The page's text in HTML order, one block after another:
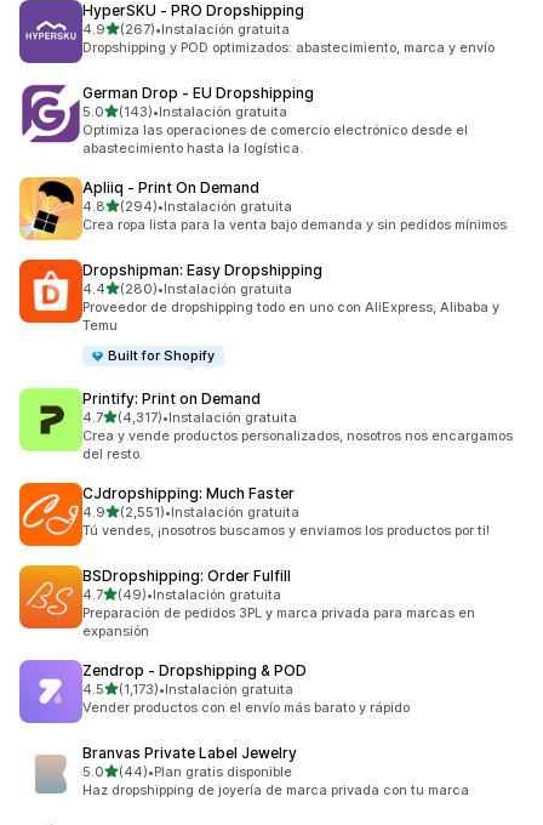
HyperSKU ‑ PRO Dropshipping
4.9de 5 estrellas
(267)
267 reseñas en total
•Instalación gratuita
Dropshipping y POD optimizados: abastecimiento, marca y envío
German Drop ‑ EU Dropshipping
5.0de 5 estrellas
(143)
143 reseñas en total
•Instalación gratuita
Optimiza las operaciones de comercio electrónico desde el
abastecimiento hasta la logística.
Apliiq ‑ Print On Demand
4.8de 5 estrellas
(294)
294 reseñas en total
•Instalación gratuita
Crea ropa lista para la venta bajo demanda y sin pedidos mínimos
Dropshipman: Easy Dropshipping
4.4de 5 estrellas
(280)
280 reseñas en total
•Instalación gratuita
Proveedor de dropshipping todo en uno con AliExpress, Alibaba y
Temu
Built for Shopify
Printify: Print on Demand
4.7de 5 estrellas
(4,317)
4317 reseñas en total
•Instalación gratuita
Crea y vende productos personalizados, nosotros nos encargamos
del resto.
CJdropshipping: Much Faster
4.9de 5 estrellas
(2,551)
2551 reseñas en total
•Instalación gratuita
Tú vendes, ¡nosotros buscamos y enviamos los productos por ti!
BSDropshipping: Order Fulfill
4.7de 5 estrellas
(49)
49 reseñas en total
•Instalación gratuita
Preparación de pedidos 3PL y marca privada para marcas en
expansión
Zendrop ‑ Dropshipping & POD
4.5de 5 estrellas
(1,173)
1173 reseñas en total
•Instalación gratuita
Vender productos con el envío más barato y rápido
Branvas Private Label Jewelry
5.0de 5 estrellas
(44)
44 reseñas en total
•Plan gratis disponible
Haz dropshipping de joyería de marca privada con tu marca